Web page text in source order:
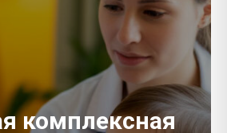
комплексная